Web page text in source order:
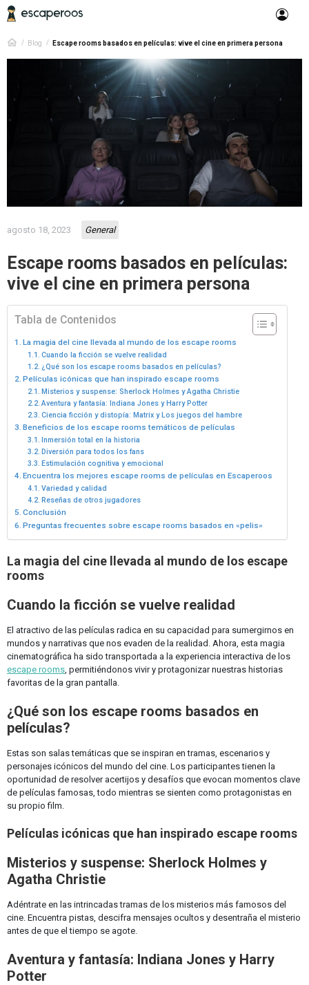
Blog Escape rooms basados en películas: vive el cine en primera persona
agosto 18, 2023 General
Escape rooms basados en películas:
vive el cine en primera persona
Tabla de Contenidos
La magia del cine llevada al mundo de los escape rooms
Cuando la ficción se vuelve realidad
¿Qué son los escape rooms basados en películas?
Películas icónicas que han inspirado escape rooms
Misterios y suspense: Sherlock Holmes y Agatha Christie
Aventura y fantasía: Indiana Jones y Harry Potter
Ciencia ficción y distopía: Matrix y Los juegos del hambre
Beneficios de los escape rooms temáticos de películas
Inmersión total en la historia
Diversión para todos los fans
Estimulación cognitiva y emocional
Encuentra los mejores escape rooms de películas en Escaperoos
Variedad y calidad
Reseñas de otros jugadores
Conclusión
Preguntas frecuentes sobre escape rooms basados en «pelis»
La magia del cine llevada al mundo de los escape
rooms
Cuando la ficción se vuelve realidad
El atractivo de las películas radica en su capacidad para sumergirnos en
mundos y narrativas que nos evaden de la realidad. Ahora, esta magia
cinematográfica ha sido transportada a la experiencia interactiva de los
escape rooms , permitiéndonos vivir y protagonizar nuestras historias
favoritas de la gran pantalla.
¿Qué son los escape rooms basados en
películas?
Estas son salas temáticas que se inspiran en tramas, escenarios y
personajes icónicos del mundo del cine. Los participantes tienen la
oportunidad de resolver acertijos y desafíos que evocan momentos clave
de películas famosas, todo mientras se sienten como protagonistas en
su propio film.
Películas icónicas que han inspirado escape rooms
Misterios y suspense: Sherlock Holmes y
Agatha Christie
Adéntrate en las intrincadas tramas de los misterios más famosos del
cine. Encuentra pistas, descifra mensajes ocultos y desentraña el misterio
antes de que el tiempo se agote.
Aventura y fantasía: Indiana Jones y Harry
Potter